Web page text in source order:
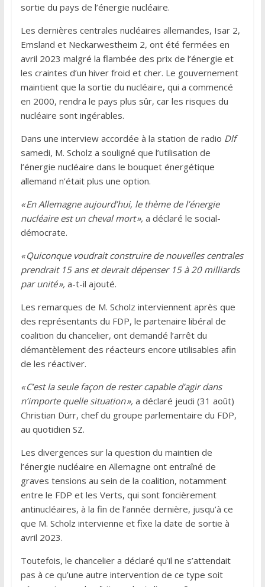
sortie du pays de l’énergie nucléaire.
Les dernières centrales nucléaires allemandes, Isar 2,
Emsland et Neckarwestheim 2, ont été fermées en
avril 2023 malgré la flambée des prix de l’énergie et
les craintes d’un hiver froid et cher. Le gouvernement
maintient que la sortie du nucléaire, qui a commencé
en 2000, rendra le pays plus sûr, car les risques du
nucléaire sont ingérables.
Dans une interview accordée à la station de radio Dlf
samedi, M. Scholz a souligné que l’utilisation de
l’énergie nucléaire dans le bouquet énergétique
allemand n’était plus une option.
« En Allemagne aujourd’hui, le thème de l’énergie
nucléaire est un cheval mort », a déclaré le social-
démocrate.
« Quiconque voudrait construire de nouvelles centrales
prendrait 15 ans et devrait dépenser 15 à 20 milliards
par unité », a-t-il ajouté.
Les remarques de M. Scholz interviennent après que
des représentants du FDP, le partenaire libéral de
coalition du chancelier, ont demandé l’arrêt du
démantèlement des réacteurs encore utilisables afin
de les réactiver.
« C’est la seule façon de rester capable d’agir dans
n’importe quelle situation », a déclaré jeudi (31 août)
Christian Dürr, chef du groupe parlementaire du FDP,
au quotidien SZ.
Les divergences sur la question du maintien de
l’énergie nucléaire en Allemagne ont entraîné de
graves tensions au sein de la coalition, notamment
entre le FDP et les Verts, qui sont foncièrement
antinucléaires, à la fin de l’année dernière, jusqu’à ce
que M. Scholz intervienne et fixe la date de sortie à
avril 2023.
Toutefois, le chancelier a déclaré qu’il ne s’attendait
pas à ce qu’une autre intervention de ce type soit